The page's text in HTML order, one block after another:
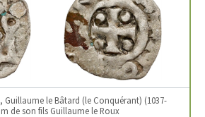
Guillaume le Bâtard (le Conquérant) (1037-
de son fils Guillaume le Roux